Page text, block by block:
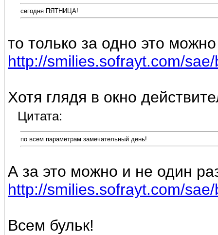
сегодня ПЯТНИЦА!
то только за одно это можно
http://smilies.sofrayt.com/
Хотя глядя в окно
Цитата:
по всем параметрам замечательный день!
А за это можно и не один
http://smilies.sofrayt.com/
Всем бульк!